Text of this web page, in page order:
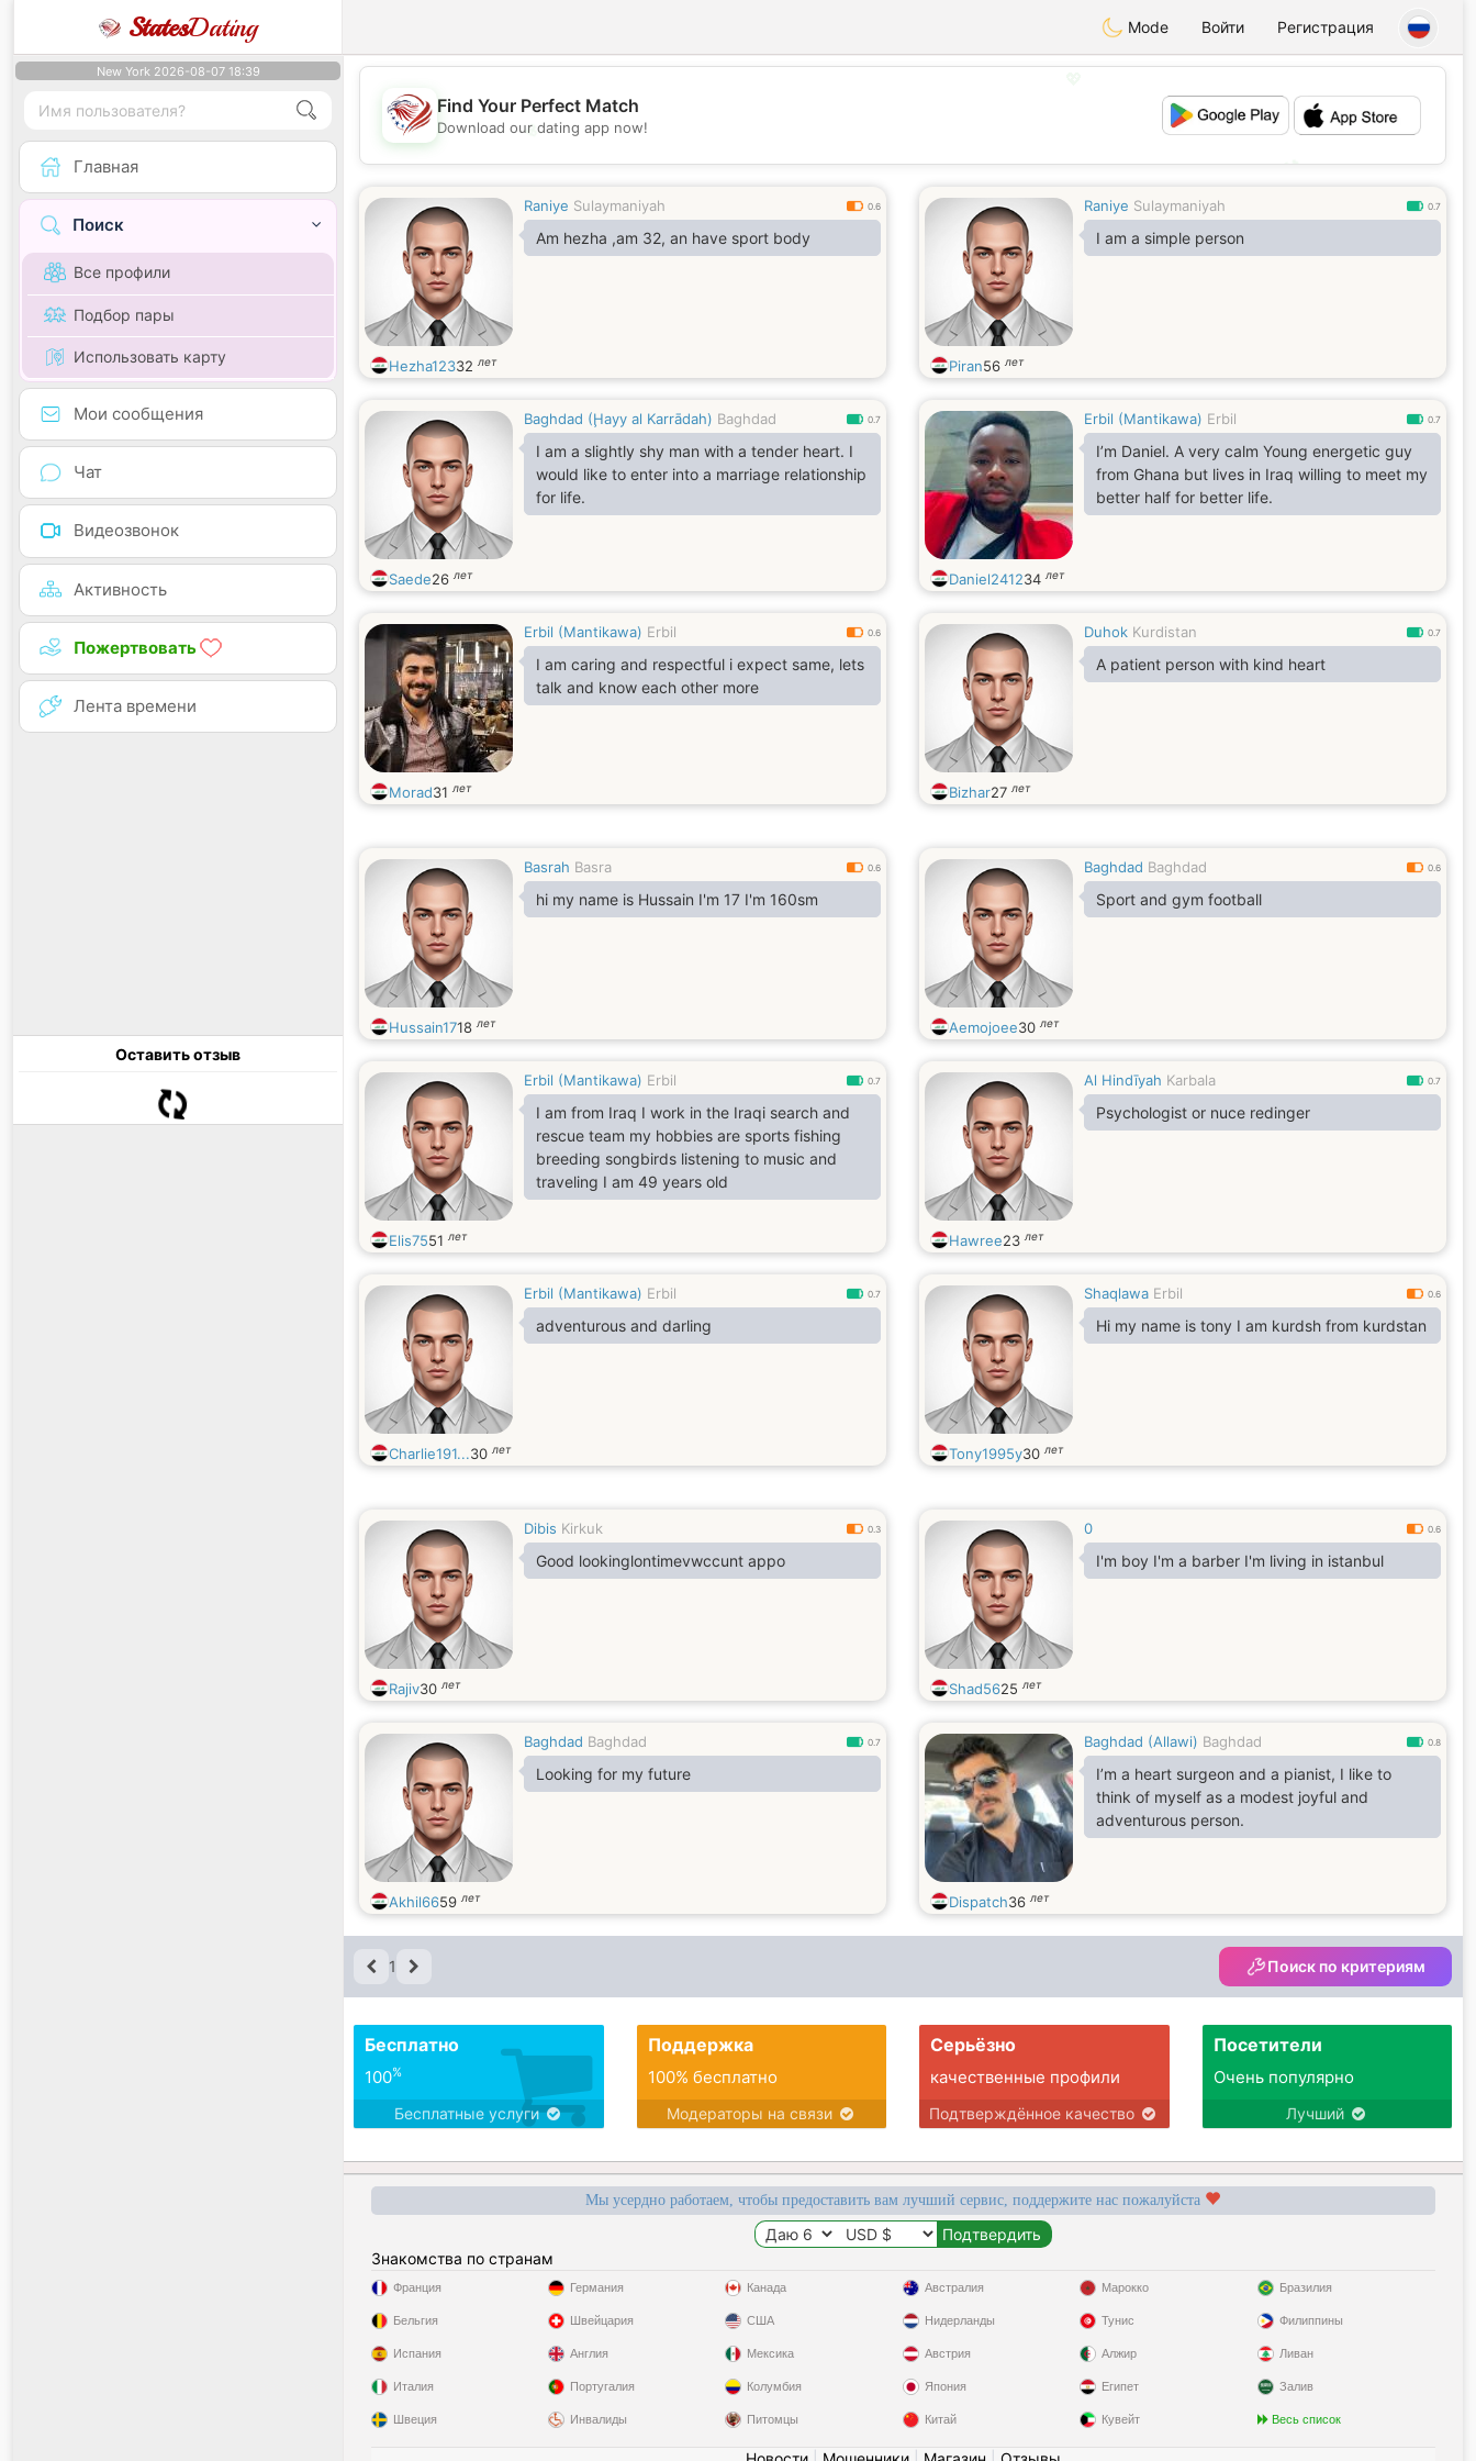
StatesDating Mode Войти Регистрация
New York 2026-08-07 18:39
Главная
Поиск
Все профили
Подбор пары
Использовать карту
Мои сообщения
Чат
Видеозвонок
Активность
Пожертвовать
Лента времени
Оставить отзыв
💖
💕
Find Your Perfect Match
Download our dating app now!
Raniye Sulaymaniyah 0.6
Am hezha ,am 32, an have sport body
Hezha12332 лет
Raniye Sulaymaniyah 0.7
I am a simple person
Piran56 лет
Baghdad (Ḩayy al Karrādah) Baghdad 0.7
I am a slightly shy man with a tender heart. I
would like to enter into a marriage relationship
for life.
Saede26 лет
Erbil (Mantikawa) Erbil 0.7
I’m Daniel. A very calm Young energetic guy
from Ghana but lives in Iraq willing to meet my
better half for better life.
Daniel241234 лет
Erbil (Mantikawa) Erbil 0.6
I am caring and respectful i expect same, lets
talk and know each other more
Morad31 лет
Duhok Kurdistan 0.7
A patient person with kind heart
Bizhar27 лет
Basrah Basra 0.6
hi my name is Hussain I'm 17 I'm 160sm
Hussain1718 лет
Baghdad Baghdad 0.6
Sport and gym football
Aemojoee30 лет
Erbil (Mantikawa) Erbil 0.7
I am from Iraq I work in the Iraqi search and
rescue team my hobbies are sports fishing
breeding songbirds listening to music and
traveling I am 49 years old
Elis7551 лет
Al Hindīyah Karbala 0.7
Psychologist or nuce redinger
Hawree23 лет
Erbil (Mantikawa) Erbil 0.7
adventurous and darling
Charlie191...30 лет
Shaqlawa Erbil 0.6
Hi my name is tony I am kurdsh from kurdstan
Tony1995y30 лет
Dibis Kirkuk 0.3
Good lookinglontimevwccunt appo
Rajiv30 лет
0 0.6
I'm boy I'm a barber I'm living in istanbul
Shad5625 лет
Baghdad Baghdad 0.7
Looking for my future
Akhil6659 лет
Baghdad (Allawi) Baghdad 0.8
I’m a heart surgeon and a pianist, I like to
think of myself as a modest joyful and
adventurous person.
Dispatch36 лет
1 Поиск по критериям
Бесплатно
100%
Бесплатные услуги
Поддержка
100% бесплатно
Модераторы на связи
Серьёзно
качественные профили
Подтверждённое качество
Посетители
Очень популярно
Лучший
Мы усердно работаем, чтобы предоставить вам лучший сервис, поддержите нас пожалуйста
Знакомства по странам
Франция
Бельгия
Испания
Италия
Швеция
Германия
Швейцария
Англия
Португалия
Инвалиды
Канада
США
Мексика
Колумбия
Питомцы
Австралия
Нидерланды
Австрия
Япония
Китай
Марокко
Тунис
Алжир
Египет
Кувейт
Бразилия
Филиппины
Ливан
Залив
Весь список